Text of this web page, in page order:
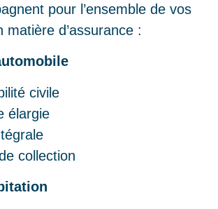
pour l’ensemble de vos
matière d’assurance :
civile
élargie
collection